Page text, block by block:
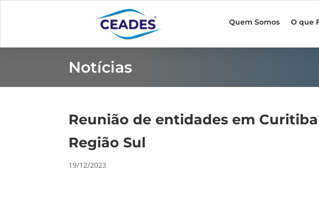
Quem Somos O que
Notícias
Reunião de entidades em
Região Sul
19/12/2023